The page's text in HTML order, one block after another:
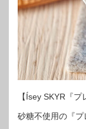
【Ísey SKYR『プ
砂糖不使用の『